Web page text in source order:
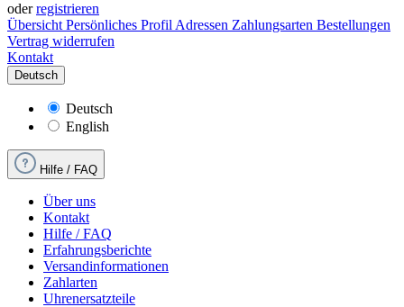
oderregistrieren
Übersicht Persönliches Profil Adressen Zahlungsarten Bestellungen
Vertrag widerrufen
Kontakt
Deutsch
Deutsch
English
Hilfe / FAQ
Über uns
Kontakt
Hilfe / FAQ
Erfahrungsberichte
Versandinformationen
Zahlarten
Uhrenersatzteile